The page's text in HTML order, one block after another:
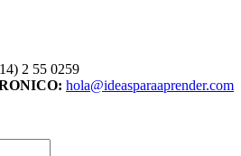
2 55 0259
hola@ideasparaaprender.com